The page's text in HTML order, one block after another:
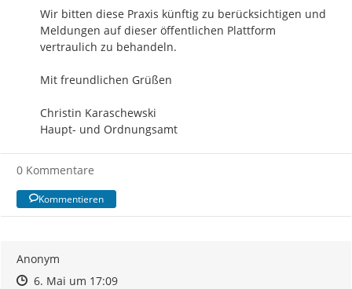
Wir bitten diese Praxis künftig zu berücksichtigen und
Meldungen auf dieser öffentlichen Plattform
vertraulich zu behandeln.
Mit freundlichen Grüßen
Christin Karaschewski
Haupt- und Ordnungsamt
0 Kommentare
Kommentieren
Anonym
Zeitpunkt des Erstellens
Zeitpunkt des Erstellens
6. Mai um 17:09Zur Äußerung